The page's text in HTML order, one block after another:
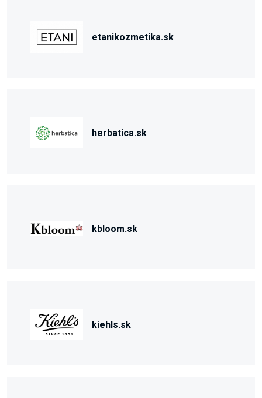
etanikozmetika.sk
herbatica.sk
kbloom.sk
kiehls.sk